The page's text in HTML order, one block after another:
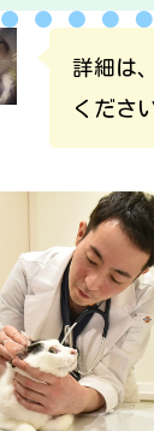
詳細は
くださ